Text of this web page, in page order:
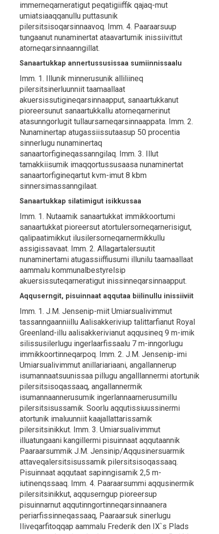
immerneqarneratigut peqatigiiffik qajaq-mut
umiatsiaaqqanullu puttasunik
pilersitsisoqarsinnaavoq. Imm. 4. Paaraarsuup
tungaanut nunaminertat ataavartumik inissiivittut
atorneqarsinnaanngillat.
Sanaartukkap annertussusissaa sumiinnissaalu
Imm. 1. Illunik minnerusunik alliliineq
pilersitsinerluunniit taamaallaat
akuersissutigineqarsinnaapput, sanaartukkanut
pioreersunut sanaartukkallu atorneqarnerinut
atasunngorlugit tullaursarneqarsinnaappata. Imm. 2.
Nunaminertap atugassiissutaasup 50 procentia
sinnerlugu nunaminertaq
sanaartorfigineqassanngilaq. Imm. 3. Illut
tamakkiisumik imaqqortussusaasa nunaminertat
sanaartorfigineqartut kvm-imut 8 kbm
sinnersimassanngilaat.
Sanaartukkap silatimigut isikkussaa
Imm. 1. Nutaamik sanaartukkat immikkoortumi
sanaartukkat pioreersut atortulersorneqarnerisigut,
qalipaatimikkut ilusilersorneqarnermikkullu
assigissavaat. Imm. 2. Allagartalersuutit
nunaminertami atugassiiffiusumi illunilu taamaallaat
aammalu kommunalbestyrelsip
akuersissuteqarneratigut inissinneqarsinnaapput.
Aqquserngit, pisuinnaat aqqutaa biilinullu inissiiviit
Imm. 1. J.M. Jensenip-miit Umiarsualivimmut
tassanngaanniillu Aalisakkeriviup talittarfianut Royal
Greenland-illu aalisakkerivianut aqqusineq 9 m-imik
silissusilerlugu ingerlaarfissaalu 7 m-inngorlugu
immikkoortinneqarpoq. Imm. 2. J.M. Jensenip-imi
Umiarsualivimmut anillariariaani, angallannerup
isumannaatsuunissaa pillugu angalllannermi atortunik
pilersitsisoqassaaq, angallannermik
isumannaannerusumik ingerlannaarnerusumillu
pilersitsisussamik. Soorlu aqqutissiuussinermi
atortunik imaluunniit kaajallattarissamik
pilersitsinikkut. Imm. 3. Umiarsualivimmut
illuatungaani kangillermi pisuinnaat aqqutaannik
Paaraarsummik J.M. Jensinip/Aqqusinersuarmik
attaveqalersitsisussamik pilersitsisoqassaaq.
Pisuinnaat aqqutaat sapinngisamik 2,5 m-
iutinenqssaaq. Imm. 4. Paaraarsummi aqqusinermik
pilersitsinikkut, aqquserngup pioreersup
pisuinnarnut aqqutinngortinneqarsinnaanera
periarfissinneqassaaq, Paaraarsuk sinerlugu
Iliveqarfitoqqap aammalu Frederik den IX`s Plads